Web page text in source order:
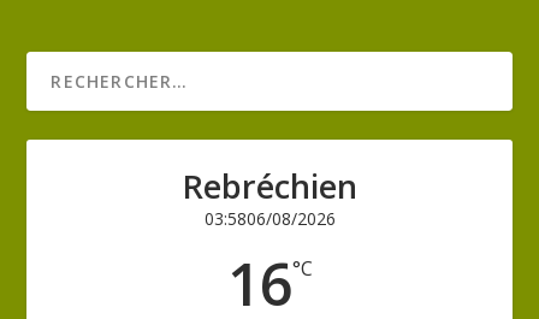
Rebréchien
03:5806/08/2026
16°C